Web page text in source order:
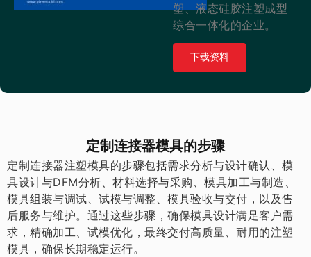
塑、液态硅胶注塑成型
综合一体化的企业。
下载资料
定制连接器模具的步骤
定制连接器注塑模具的步骤包括需求分析与设计确认、模
具设计与DFM分析、材料选择与采购、模具加工与制造、
模具组装与调试、试模与调整、模具验收与交付，以及售
后服务与维护。通过这些步骤，确保模具设计满足客户需
求，精确加工、试模优化，最终交付高质量、耐用的注塑
模具，确保长期稳定运行。